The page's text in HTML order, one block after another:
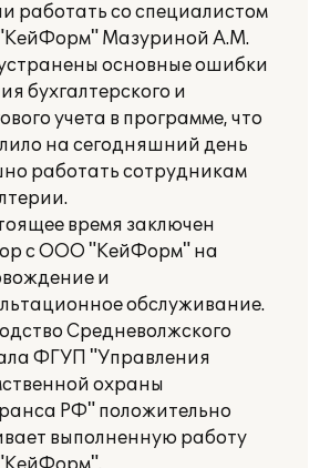
работать со специалистом
Мазуриной А.М.
основные ошибки
бухгалтерского и
учета в программе, что
на сегодняшний день
работать сотрудникам
время заключен
с ООО "КейФорм" на
и
обслуживание.
Средневолжского
ФГУП "Управления
охраны
РФ" положительно
выполненную работу